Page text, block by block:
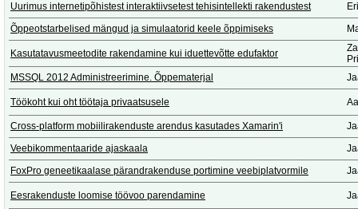
Uurimus internetipõhistest interaktiivsetest tehisintellekti rakendustest
Õppeotstarbelised mängud ja simulaatorid keele õppimiseks
Kasutatavusmeetodite rakendamine kui iduettevõtte edufaktor
MSSQL 2012 Administreerimine. Õppematerjal
Töökoht kui oht töötaja privaatsusele
Cross-platform mobiilirakenduste arendus kasutades Xamarin'i
Veebikommentaaride ajaskaala
FoxPro geneetikaalase pärandrakenduse portimine veebiplatvormile
Eesrakenduste loomise töövoo parendamine